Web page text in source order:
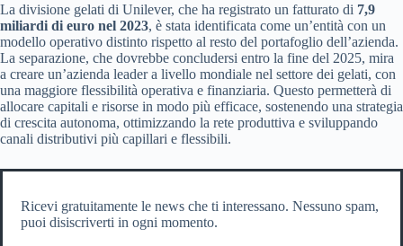
La divisione gelati di Unilever, che ha registrato un fatturato di 7,9
miliardi di euro nel 2023, è stata identificata come un’entità con un
modello operativo distinto rispetto al resto del portafoglio dell’azienda.
La separazione, che dovrebbe concludersi entro la fine del 2025, mira
a creare un’azienda leader a livello mondiale nel settore dei gelati, con
una maggiore flessibilità operativa e finanziaria. Questo permetterà di
allocare capitali e risorse in modo più efficace, sostenendo una strategia
di crescita autonoma, ottimizzando la rete produttiva e sviluppando
canali distributivi più capillari e flessibili.
Ricevi gratuitamente le news che ti interessano. Nessuno spam,
puoi disiscriverti in ogni momento.